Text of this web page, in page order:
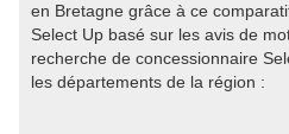
en Bretagne grâce à ce
Select Up basé sur les avis de
recherche de concessionnaire
les départements de la région :